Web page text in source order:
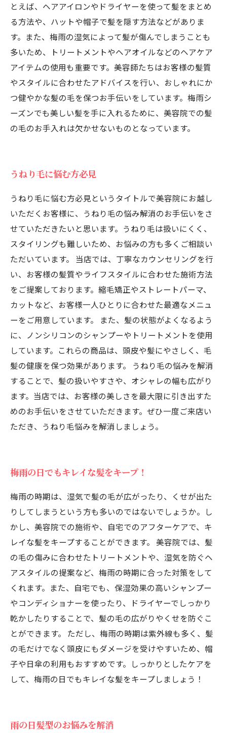
とえば、ヘアアイロンやドライヤーを使って髪をまとめ
る方法や、ハットや帽子で髪を隠す方法などがありま
す。また、梅雨の湿気によって髪が傷んでしまうことも
多いため、トリートメントやヘアオイルなどのヘアケア
アイテムの使用も重要です。美容師たちはお客様の髪質
やスタイルに合わせたアドバイスを行い、おしゃれにか
つ健やかな髪の毛を保つお手伝いをしています。梅雨シ
ーズンでも美しい髪を手に入れるために、美容院での髪
の毛のお手入れは欠かせないものとなっています。
うねり毛に悩む方必見
うねり毛に悩む方必見というタイトルで美容院にお越し
いただくお客様に、うねり毛の悩み解消のお手伝いをさ
せていただきたいと思います。うねり毛は扱いにくく、
スタイリングも難しいため、お悩みの方も多くご相談い
ただいています。 当店では、丁寧なカウンセリングを行
い、お客様の髪質やライフスタイルに合わせた施術方法
をご提案しております。縮毛矯正やストレートパーマ、
カットなど、お客様一人ひとりに合わせた最適なメニュ
ーをご用意しています。 また、髪の状態がよくなるよう
に、ノンシリコンのシャンプーやトリートメントを使用
しています。これらの商品は、頭皮や髪にやさしく、毛
髪の健康を保つ効果があります。 うねり毛の悩みを解消
することで、髪の扱いやすさや、オシャレの幅も広がり
ます。当店では、お客様の美しさを最大限に引き出すた
めのお手伝いをさせていただきます。ぜひ一度ご来店い
ただき、うねり毛悩みを解消しましょう。
梅雨の日でもキレイな髪をキープ！
梅雨の時期は、湿気で髪の毛が広がったり、くせが出た
りしてしまうという方も多いのではないでしょうか。し
かし、美容院での施術や、自宅でのアフターケアで、キ
レイな髪をキープすることができます。 美容院では、髪
の毛の傷みに合わせたトリートメントや、湿気を防ぐヘ
アスタイルの提案など、梅雨の時期に合った対策をして
くれます。また、自宅でも、保湿効果の高いシャンプー
やコンディショナーを使ったり、ドライヤーでしっかり
乾かしたりすることで、髪の毛の広がりやくせを防ぐこ
とができます。 ただし、梅雨の時期は紫外線も多く、髪
の毛だけでなく頭皮にもダメージを受けやすいため、帽
子や日傘の利用もおすすめです。しっかりとしたケアを
して、梅雨の日でもキレイな髪をキープしましょう！
雨の日髪型のお悩みを解消